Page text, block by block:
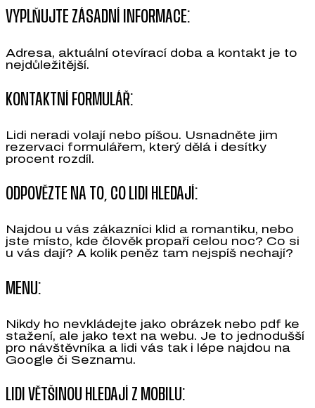
VYPLŇUJTE ZÁSADNÍ INFORMACE:
Adresa, aktuální otevírací doba a kontakt je to
nejdůležitější.
KONTAKTNÍ FORMULÁŘ:
Lidi neradi volají nebo píšou. Usnadněte jim
rezervaci formulářem, který dělá i desítky
procent rozdíl.
ODPOVĚZTE NA TO, CO LIDI HLEDAJÍ:
Najdou u vás zákazníci klid a romantiku, nebo
jste místo, kde člověk propaří celou noc? Co si
u vás dají? A kolik peněz tam nejspíš nechají?
MENU:
Nikdy ho nevkládejte jako obrázek nebo pdf ke
stažení, ale jako text na webu. Je to jednodušší
pro návštěvníka a lidi vás tak i lépe najdou na
Google či Seznamu.
LIDI VĚTŠINOU HLEDAJÍ Z MOBILU: